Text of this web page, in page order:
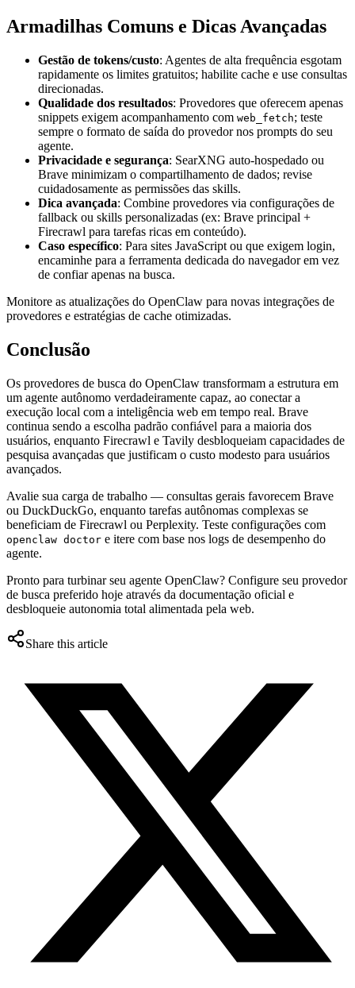
Armadilhas Comuns e Dicas Avançadas
Gestão de tokens/custo: Agentes de alta frequência esgotam
rapidamente os limites gratuitos; habilite cache e use consultas
direcionadas.
Qualidade dos resultados: Provedores que oferecem apenas
snippets exigem acompanhamento com web_fetch; teste
sempre o formato de saída do provedor nos prompts do seu
agente.
Privacidade e segurança: SearXNG auto-hospedado ou
Brave minimizam o compartilhamento de dados; revise
cuidadosamente as permissões das skills.
Dica avançada: Combine provedores via configurações de
fallback ou skills personalizadas (ex: Brave principal +
Firecrawl para tarefas ricas em conteúdo).
Caso específico: Para sites JavaScript ou que exigem login,
encaminhe para a ferramenta dedicada do navegador em vez
de confiar apenas na busca.
Monitore as atualizações do OpenClaw para novas integrações de
provedores e estratégias de cache otimizadas.
Conclusão
Os provedores de busca do OpenClaw transformam a estrutura em
um agente autônomo verdadeiramente capaz, ao conectar a
execução local com a inteligência web em tempo real. Brave
continua sendo a escolha padrão confiável para a maioria dos
usuários, enquanto Firecrawl e Tavily desbloqueiam capacidades de
pesquisa avançadas que justificam o custo modesto para usuários
avançados.
Avalie sua carga de trabalho — consultas gerais favorecem Brave
ou DuckDuckGo, enquanto tarefas autônomas complexas se
beneficiam de Firecrawl ou Perplexity. Teste configurações com
openclaw doctor e itere com base nos logs de desempenho do
agente.
Pronto para turbinar seu agente OpenClaw? Configure seu provedor
de busca preferido hoje através da documentação oficial e
desbloqueie autonomia total alimentada pela web.
Share this article